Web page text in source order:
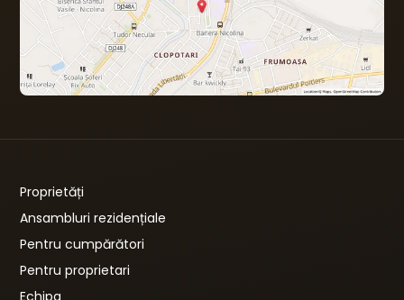
Proprietăți
Ansambluri rezidențiale
Pentru cumpărători
Pentru proprietari
Echipa